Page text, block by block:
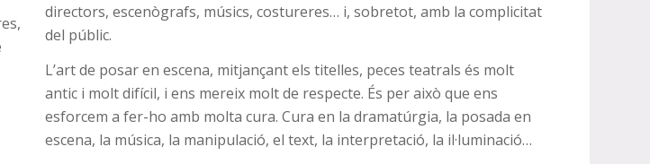
directors, escenògrafs, músics, costureres… i, sobretot, amb la complicitat
del públic.
L’art de posar en escena, mitjançant els titelles, peces teatrals és molt
antic i molt difícil, i ens mereix molt de respecte. És per això que ens
esforcem a fer-ho amb molta cura. Cura en la dramatúrgia, la posada en
escena, la música, la manipulació, el text, la interpretació, la il·luminació…